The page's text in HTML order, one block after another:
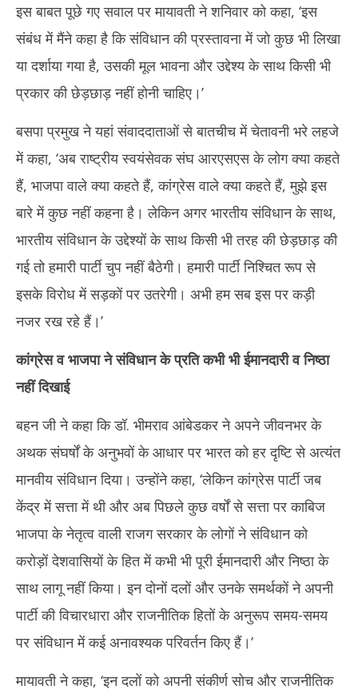
इस बाबत पूछे गए सवाल पर मायावती ने शनिवार को कहा, ‘इस
संबंध में मैंने कहा है कि संविधान की प्रस्तावना में जो कुछ भी लिखा
या दर्शाया गया है, उसकी मूल भावना और उद्देश्य के साथ किसी भी
प्रकार की छेड़छाड़ नहीं होनी चाहिए।’
बसपा प्रमुख ने यहां संवाददाताओं से बातचीच में चेतावनी भरे लहजे
में कहा, ‘अब राष्ट्रीय स्वयंसेवक संघ आरएसएस के लोग क्या कहते
हैं, भाजपा वाले क्या कहते हैं, कांग्रेस वाले क्या कहते हैं, मुझे इस
बारे में कुछ नहीं कहना है। लेकिन अगर भारतीय संविधान के साथ,
भारतीय संविधान के उद्देश्यों के साथ किसी भी तरह की छेड़छाड़ की
गई तो हमारी पार्टी चुप नहीं बैठेगी। हमारी पार्टी निश्चित रूप से
इसके विरोध में सड़कों पर उतरेगी। अभी हम सब इस पर कड़ी
नजर रख रहे हैं।’
कांग्रेस व भाजपा ने संविधान के प्रति कभी भी ईमानदारी व निष्ठा
नहीं दिखाई
बहन जी ने कहा कि डॉ. भीमराव आंबेडकर ने अपने जीवनभर के
अथक संघर्षों के अनुभवों के आधार पर भारत को हर दृष्टि से अत्यंत
मानवीय संविधान दिया। उन्होंने कहा, ‘लेकिन कांग्रेस पार्टी जब
केंद्र में सत्ता में थी और अब पिछले कुछ वर्षों से सत्ता पर काबिज
भाजपा के नेतृत्व वाली राजग सरकार के लोगों ने संविधान को
करोड़ों देशवासियों के हित में कभी भी पूरी ईमानदारी और निष्ठा के
साथ लागू नहीं किया। इन दोनों दलों और उनके समर्थकों ने अपनी
पार्टी की विचारधारा और राजनीतिक हितों के अनुरूप समय-समय
पर संविधान में कई अनावश्यक परिवर्तन किए हैं।’
मायावती ने कहा, ‘इन दलों को अपनी संकीर्ण सोच और राजनीतिक